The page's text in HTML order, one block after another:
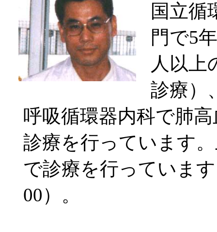
国立循
門で5
人以上
診療）
呼吸循環器内科で肺
診療を行っています
で診療を行っていま
00）。